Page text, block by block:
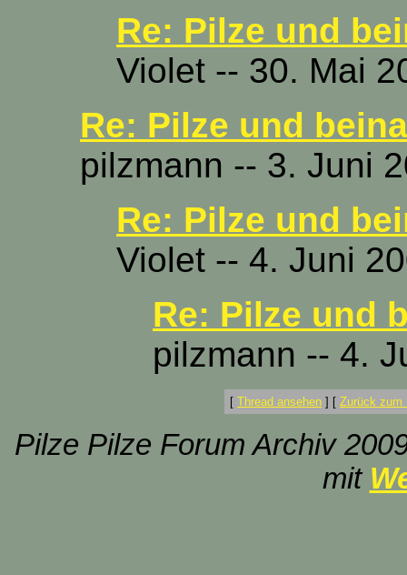
Re: Pilze und
Violet -- 30. Mai
Re: Pilze und
pilzmann -- 3. Juni
Re: Pilze und
Violet -- 4. Juni
Re: Pilze und
pilzmann -- 4.
[ Thread ansehen ] [ Zurück zum
Pilze Pilze Forum Archiv
mit